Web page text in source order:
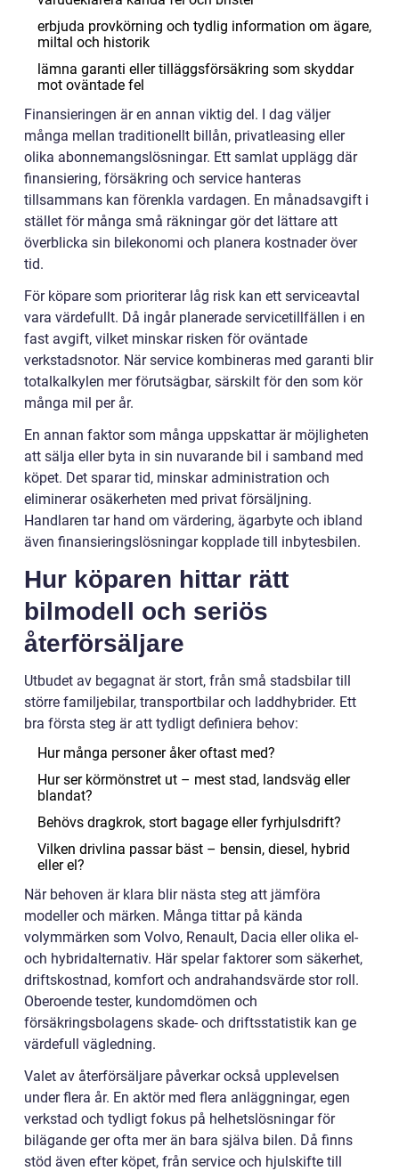
erbjuda provkörning och tydlig information om ägare,
miltal och historik
lämna garanti eller tilläggsförsäkring som skyddar
mot oväntade fel
Finansieringen är en annan viktig del. I dag väljer
många mellan traditionellt billån, privatleasing eller
olika abonnemangslösningar. Ett samlat upplägg där
finansiering, försäkring och service hanteras
tillsammans kan förenkla vardagen. En månadsavgift i
stället för många små räkningar gör det lättare att
överblicka sin bilekonomi och planera kostnader över
tid.
För köpare som prioriterar låg risk kan ett serviceavtal
vara värdefullt. Då ingår planerade servicetillfällen i en
fast avgift, vilket minskar risken för oväntade
verkstadsnotor. När service kombineras med garanti blir
totalkalkylen mer förutsägbar, särskilt för den som kör
många mil per år.
En annan faktor som många uppskattar är möjligheten
att sälja eller byta in sin nuvarande bil i samband med
köpet. Det sparar tid, minskar administration och
eliminerar osäkerheten med privat försäljning.
Handlaren tar hand om värdering, ägarbyte och ibland
även finansieringslösningar kopplade till inbytesbilen.
Hur köparen hittar rätt
bilmodell och seriös
återförsäljare
Utbudet av begagnat är stort, från små stadsbilar till
större familjebilar, transportbilar och laddhybrider. Ett
bra första steg är att tydligt definiera behov:
Hur många personer åker oftast med?
Hur ser körmönstret ut – mest stad, landsväg eller
blandat?
Behövs dragkrok, stort bagage eller fyrhjulsdrift?
Vilken drivlina passar bäst – bensin, diesel, hybrid
eller el?
När behoven är klara blir nästa steg att jämföra
modeller och märken. Många tittar på kända
volymmärken som Volvo, Renault, Dacia eller olika el-
och hybridalternativ. Här spelar faktorer som säkerhet,
driftskostnad, komfort och andrahandsvärde stor roll.
Oberoende tester, kundomdömen och
försäkringsbolagens skade- och driftsstatistik kan ge
värdefull vägledning.
Valet av återförsäljare påverkar också upplevelsen
under flera år. En aktör med flera anläggningar, egen
verkstad och tydligt fokus på helhetslösningar för
bilägande ger ofta mer än bara själva bilen. Då finns
stöd även efter köpet, från service och hjulskifte till